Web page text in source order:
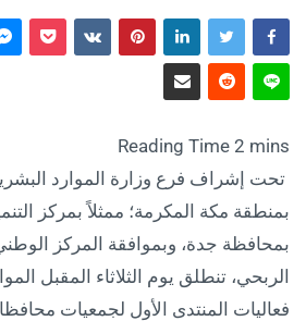
تحت إشراف فرع وزارة الموارد البشرية
بمنطقة مكة المكرمة؛ ممثلاً بمركز
بمحافظة جدة، وبموافقة المركز
فعاليات المنتدى الأول لجمعيات